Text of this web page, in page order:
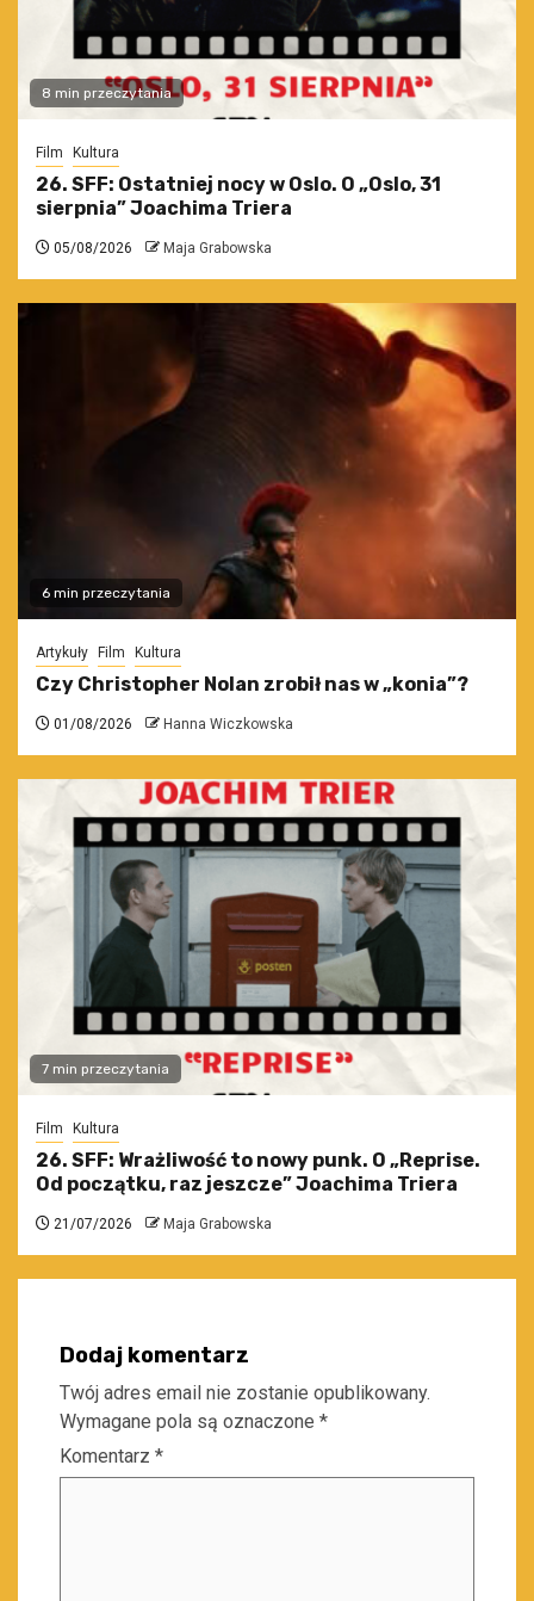
8 min przeczytania
Film Kultura
26. SFF: Ostatniej nocy w Oslo. O „Oslo, 31
sierpnia” Joachima Triera
05/08/2026 Maja Grabowska
6 min przeczytania
Artykuły Film Kultura
Czy Christopher Nolan zrobił nas w „konia”?
01/08/2026 Hanna Wiczkowska
7 min przeczytania
Film Kultura
26. SFF: Wrażliwość to nowy punk. O „Reprise.
Od początku, raz jeszcze” Joachima Triera
21/07/2026 Maja Grabowska
Dodaj komentarz
Twój adres email nie zostanie opublikowany.
Wymagane pola są oznaczone *
Komentarz *